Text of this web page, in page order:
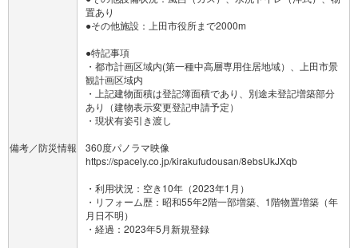
備考／防災情報
置あり
●その他施設：上田市役所まで2000m
●特記事項
・都市計画区域内(第一種中高層専用住居地域）、上田市景
観計画区域内
・上記建物面積は登記簿面積であり、別途未登記増築部分
あり（建物表示変更登記申請予定）
・現状有姿引き渡し
360度パノラマ映像
https://spacely.co.jp/kirakufudousan/8ebsUkJXqb
・利用状況：空き10年（2023年1月）
・リフォーム歴：昭和55年2階一部増築、1階物置増築（年
月日不明）
・経過：2023年5月新規登録